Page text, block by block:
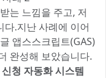
는 느낌을 주고, 저
다.지난 사례에 이어
앱스스크립트(GAS)
완성해 보았습니다.
청 자동화 시스템